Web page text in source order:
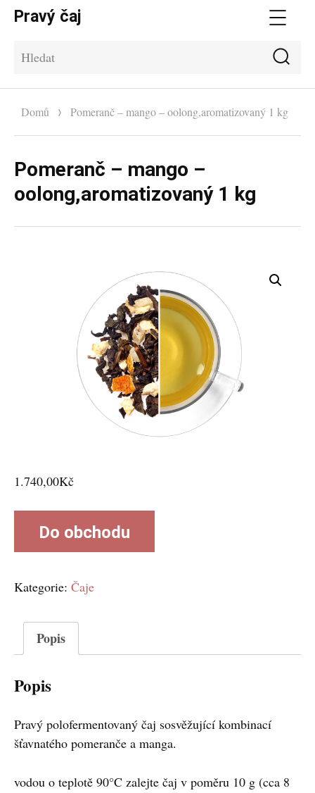
Pravý čaj
Hledat:
Domů Pomeranč – mango – oolong,aromatizovaný 1 kg
Pomeranč – mango –
oolong,aromatizovaný 1 kg
1.740,00Kč
Do obchodu
Kategorie: Čaje
Popis
Popis
Pravý polofermentovaný čaj sosvěžující kombinací
šťavnatého pomeranče a manga.
vodou o teplotě 90°C zalejte čaj v poměru 10 g (cca 8